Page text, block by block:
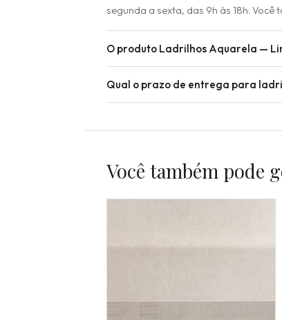
segunda a sexta, das 9h às 18h.
O produto Ladrilhos Aquarela —
Qual o prazo de entrega para
Você também pode